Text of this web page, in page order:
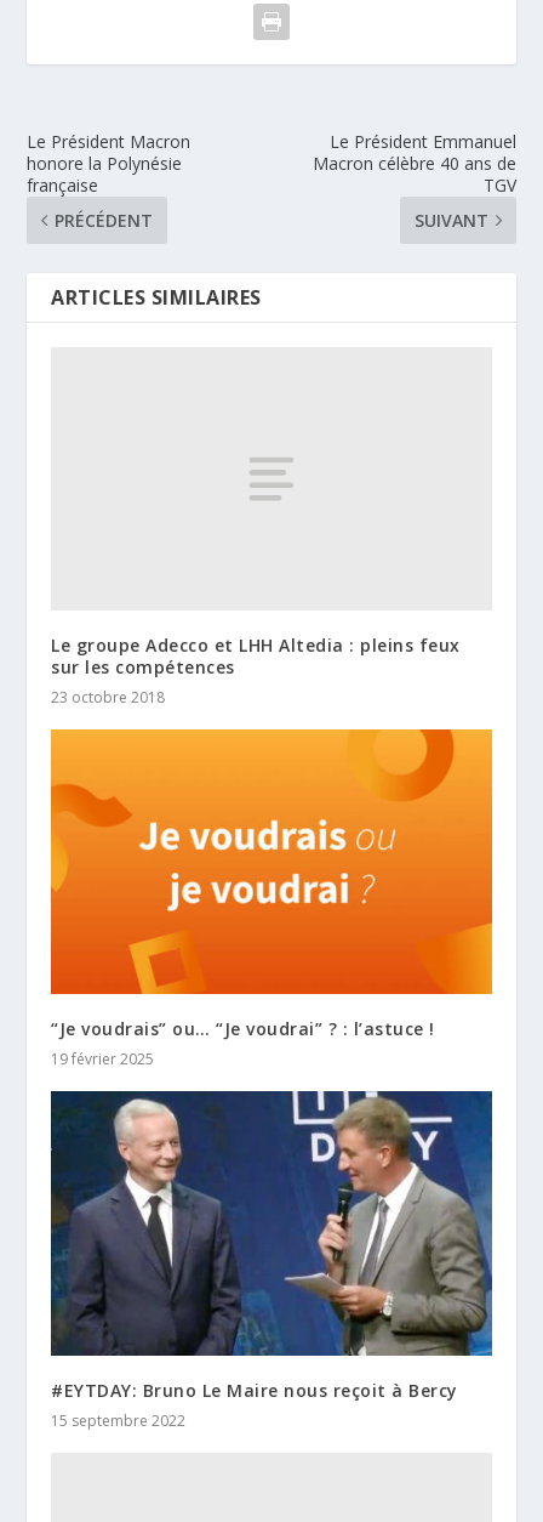
Le Président Macron
honore la Polynésie
française
PRÉCÉDENT
Le Président Emmanuel
Macron célèbre 40 ans de
TGV
SUIVANT
ARTICLES SIMILAIRES
Le groupe Adecco et LHH Altedia : pleins feux
sur les compétences
23 octobre 2018
“Je voudrais” ou… “Je voudrai” ? : l’astuce !
19 février 2025
#EYTDAY: Bruno Le Maire nous reçoit à Bercy
15 septembre 2022